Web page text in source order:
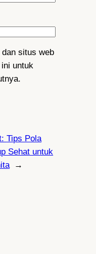
situs web
untuk
Tips Pola
Sehat untuk
→